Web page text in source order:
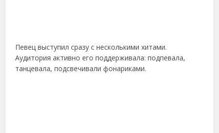
Певец выступил сразу с несколькими хитами.
Аудитория активно его поддерживала: подпевала,
танцевала, подсвечивали фонариками.